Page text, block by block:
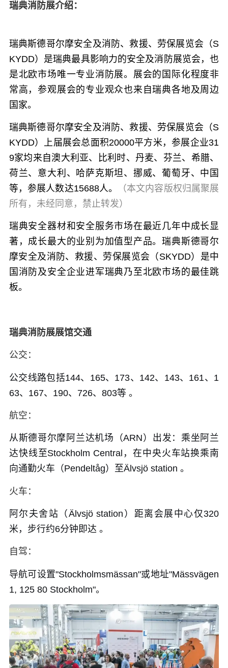
瑞典消防展介绍：
瑞典斯德哥尔摩安全及消防、救援、劳保展览会（S
KYDD）是瑞典最具影响力的安全及消防展览会，也
是北欧市场唯一专业消防展。 展会的国际化程度非
常高，参观展会的专业观众也来自瑞典各地及周边
国家。
瑞典斯德哥尔摩安全及消防、救援、劳保展览会（S
KYDD） 上届展会总面积20000平方米，参展企业31
9家均来自 澳大利亚、比利时、丹麦、芬兰、希腊、
荷兰、意大利、哈萨克斯坦、挪威、葡萄牙、中国
等，参展人数达15688人。
（本文内容版权归属聚展
所有，未经同意，禁止转发）
瑞典安全器材和安全服务市场在最近几年中成长显
著，成长最大的业别为加值型产品。瑞典斯德哥尔
摩安全及消防、救援、劳保展览会（SKYDD）是中
国消防及安全企业进军瑞典乃至北欧市场的最佳跳
板。
瑞典消防展展馆交通
公交：
公交线路包括144、165、173、142、143、161、1
63、167、190、726、803等 。
航空：
从斯德哥尔摩阿兰达机场（ARN）出发：乘坐阿兰
达快线至Stockholm Central，在中央火车站换乘南
向通勤火车（Pendeltåg）至Älvsjö station 。
火车：
阿尔夫舍站（Älvsjö station）距离会展中心仅320
米，步行约6分钟即达 。
自驾：
导航可设置"Stockholmsmässan"或地址"Mässvägen
1, 125 80 Stockholm"。